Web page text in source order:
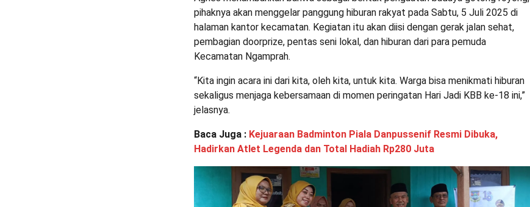
pihaknya akan menggelar panggung hiburan rakyat pada Sabtu, 5 Juli 2025 di
halaman kantor kecamatan. Kegiatan itu akan diisi dengan gerak jalan sehat,
pembagian doorprize, pentas seni lokal, dan hiburan dari para pemuda
Kecamatan Ngamprah.
“Kita ingin acara ini dari kita, oleh kita, untuk kita. Warga bisa menikmati hiburan
sekaligus menjaga kebersamaan di momen peringatan Hari Jadi KBB ke-18 ini,”
jelasnya.
Baca Juga : Kejuaraan Badminton Piala Danpussenif Resmi Dibuka,
Hadirkan Atlet Legenda dan Total Hadiah Rp280 Juta